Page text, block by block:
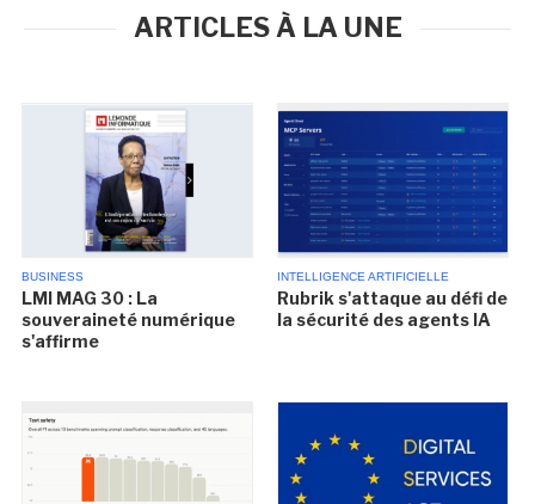
ARTICLES À LA UNE
BUSINESS
LMI MAG 30 : La
souveraineté numérique
s'affirme
INTELLIGENCE ARTIFICIELLE
Rubrik s'attaque au défi de
la sécurité des agents IA